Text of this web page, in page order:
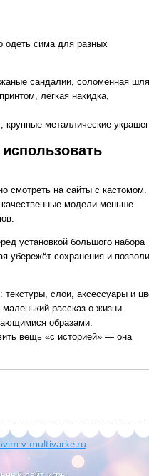
одеть симa для разных
сандалии, соломенная
лёгкая накидка,
крупные металлические
смотреть на сайты с кастомом.
качественные модели меньше
установкой большого набора
убережёт сохранения и
слои, аксессуары и
рассказ о жизни
образами.
вещь «с историей» — она
v-multivarke.ru